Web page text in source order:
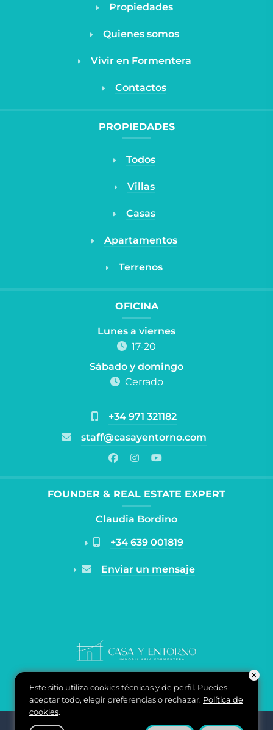
Propiedades
Quienes somos
Vivir en Formentera
Contactos
PROPIEDADES
Todos
Villas
Casas
Apartamentos
Terrenos
OFICINA
Lunes a viernes
17-20
Sábado y domingo
Cerrado
+34 971 321182
staff@casayentorno.com
FOUNDER & REAL ESTATE EXPERT
Claudia Bordino
+34 639 001819
Enviar un mensaje
Casa y Entorno Inmobiliaria di Claudia Bordino - Carrer de
Este sitio utiliza cookies técnicas y de perfil. Puedes
aceptar todo, elegir preferencias o rechazar. Política de
cookies.